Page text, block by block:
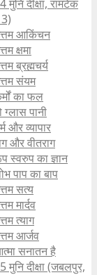
दीक्षा, रामटेक
आकिंचन
क्षमा
ब्रह्मचर्य
संयम
का फल
पानी
और व्यापार
और वीतराग
स्वरुप का ज्ञान
पाप का बाप
सत्य
मार्दव
त्याग
आर्जव
सनातन है
दीक्षा (जबलपुर,